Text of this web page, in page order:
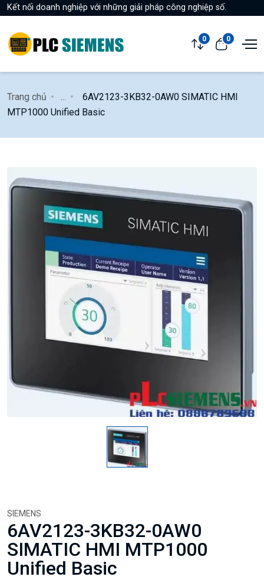
Kết nối doanh nghiệp với những giải pháp công nghiệp số.
0 0
Trang chủ
6AV2123-3KB32-0AW0 SIMATIC HMI
MTP1000 Unified Basic
SIEMENS
6AV2123-3KB32-0AW0
SIMATIC HMI MTP1000
Unified Basic